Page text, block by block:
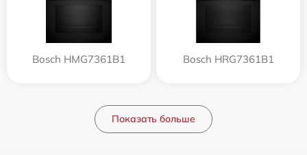
Bosch HMG7361B1 Bosch HRG7361B1
Показать больше